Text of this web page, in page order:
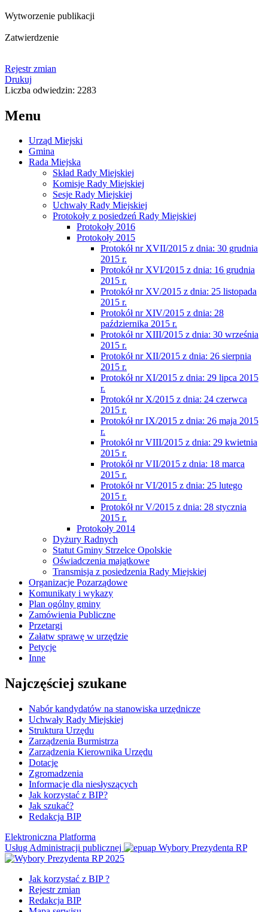
Wytworzenie publikacji
Zatwierdzenie
Rejestr zmian
Drukuj
Liczba odwiedzin: 2283
Menu
Urząd Miejski
Gmina
Rada Miejska
Skład Rady Miejskiej
Komisje Rady Miejskiej
Sesje Rady Miejskiej
Uchwały Rady Miejskiej
Protokoły z posiedzeń Rady Miejskiej
Protokoły 2016
Protokoły 2015
Protokół nr XVII/2015 z dnia: 30 grudnia
2015 r.
Protokół nr XVI/2015 z dnia: 16 grudnia
2015 r.
Protokół nr XV/2015 z dnia: 25 listopada
2015 r.
Protokół nr XIV/2015 z dnia: 28
października 2015 r.
Protokół nr XIII/2015 z dnia: 30 września
2015 r.
Protokół nr XII/2015 z dnia: 26 sierpnia
2015 r.
Protokół nr XI/2015 z dnia: 29 lipca 2015
r.
Protokół nr X/2015 z dnia: 24 czerwca
2015 r.
Protokół nr IX/2015 z dnia: 26 maja 2015
r.
Protokół nr VIII/2015 z dnia: 29 kwietnia
2015 r.
Protokół nr VII/2015 z dnia: 18 marca
2015 r.
Protokół nr VI/2015 z dnia: 25 lutego
2015 r.
Protokół nr V/2015 z dnia: 28 stycznia
2015 r.
Protokoły 2014
Dyżury Radnych
Statut Gminy Strzelce Opolskie
Oświadczenia majątkowe
Transmisja z posiedzenia Rady Miejskiej
Organizacje Pozarządowe
Komunikaty i wykazy
Plan ogólny gminy
Zamówienia Publiczne
Przetargi
Załatw sprawę w urzędzie
Petycje
Inne
Najczęściej szukane
Nabór kandydatów na stanowiska urzędnicze
Uchwały Rady Miejskiej
Struktura Urzędu
Zarządzenia Burmistrza
Zarządzenia Kierownika Urzędu
Dotacje
Zgromadzenia
Informacje dla niesłyszących
Jak korzystać z BIP?
Jak szukać?
Redakcja BIP
Elektroniczna Platforma
Usług Administracji publicznej
Wybory Prezydenta RP
Jak korzystać z BIP ?
Rejestr zmian
Redakcja BIP